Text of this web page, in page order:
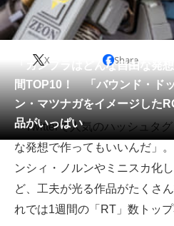
住まい 教
動物
会員記事
メディア
注目記事を集めた総合ページ
ITの今と未来を見通す
スマホと通信の最新トレンド
進化するPCとデバイスの未来
「ガンプラはどんな自由な発
間TOP10！ 「バウンド・ド
ン・マツナガをイメージした
品がいっぱい
X Share
Twitterで人気のハッシュタグ
な発想で作ってもいいんだ」
ンシィ・ノルンやミニスカ化
ど、工夫が光る作品がたくさ
れでは1週間の「RT」数トッ